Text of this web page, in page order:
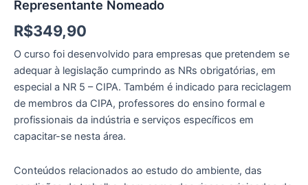
Representante Nomeado
R$349,90
O curso foi desenvolvido para empresas que pretendem se
adequar à legislação cumprindo as NRs obrigatórias, em
especial a NR 5 – CIPA. Também é indicado para reciclagem
de membros da CIPA, professores do ensino formal e
profissionais da indústria e serviços específicos em
capacitar-se nesta área.
Conteúdos relacionados ao estudo do ambiente, das